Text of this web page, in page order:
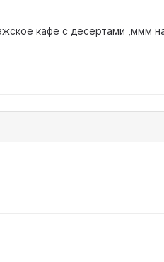
кафе с десертами ,ммм